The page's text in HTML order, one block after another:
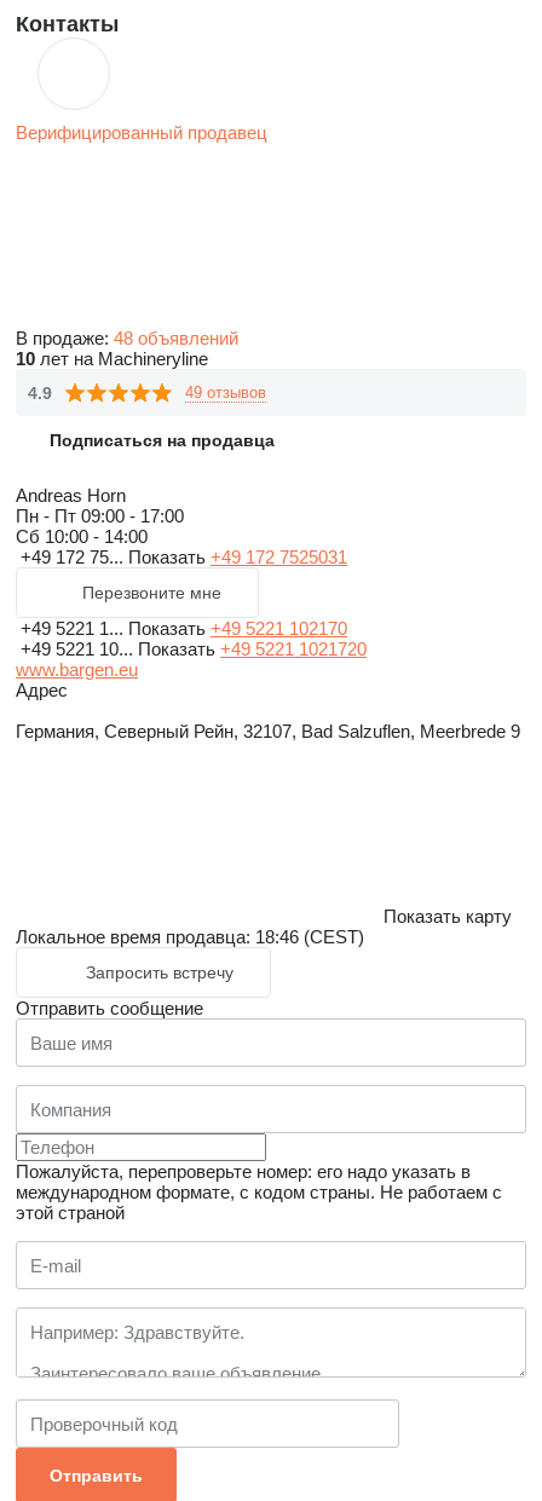
качественное предоставление всего спектра услуг,
связанных с покупкой техники.
Специалисты компании готовы оказать квалифицированную
техническую консультацию при выборе автотехники.
Контакты
Верифицированный продавец
В продаже: 48 объявлений
10 лет на Machineryline
4.9 49 отзывов
Подписаться на продавца
Andreas Horn
Пн - Пт 09:00 - 17:00
Сб 10:00 - 14:00
+49 172 75... Показать +49 172 7525031
Перезвоните мне
+49 5221 1... Показать +49 5221 102170
+49 5221 10... Показать +49 5221 1021720
www.bargen.eu
Адрес
Германия, Северный Рейн, 32107, Bad Salzuflen, Meerbrede 9
Показать карту
Локальное время продавца: 18:46 (CEST)
Запросить встречу
Отправить сообщение
Пожалуйста, перепроверьте номер: его надо указать в
международном формате, с кодом страны. Не работаем с
этой страной